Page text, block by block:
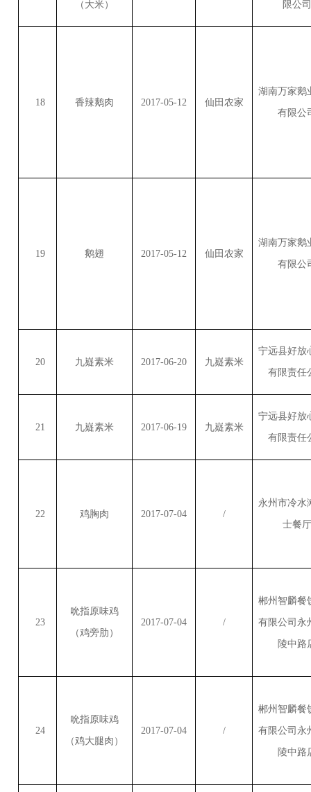
（大米） 限公司
18 香辣鹅肉 2017-05-12 仙田农家
湖南万家鹅
有限公
19 鹅翅 2017-05-12 仙田农家
湖南万家鹅
有限公
20 九嶷素米 2017-06-20 九嶷素米
宁远县好放
有限责任
21 九嶷素米 2017-06-19 九嶷素米
宁远县好放
有限责任
22 鸡胸肉 2017-07-04 /
永州市冷水
士餐厅
23
吮指原味鸡
（鸡旁肋）
2017-07-04 /
郴州智麟餐
有限公司永
陵中路
24
吮指原味鸡
（鸡大腿肉）
2017-07-04 /
郴州智麟餐
有限公司永
陵中路